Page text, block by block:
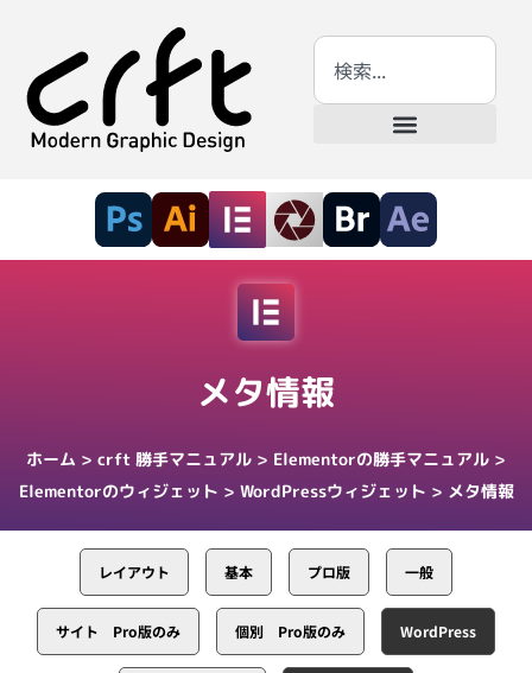
メタ情報
ホーム > crft 勝手マニュアル > Elementorの勝手マニュアル >
Elementorのウィジェット > WordPressウィジェット > メタ情報
レイアウト 基本 プロ版 一般
サイト Pro版のみ 個別 Pro版のみ WordPress